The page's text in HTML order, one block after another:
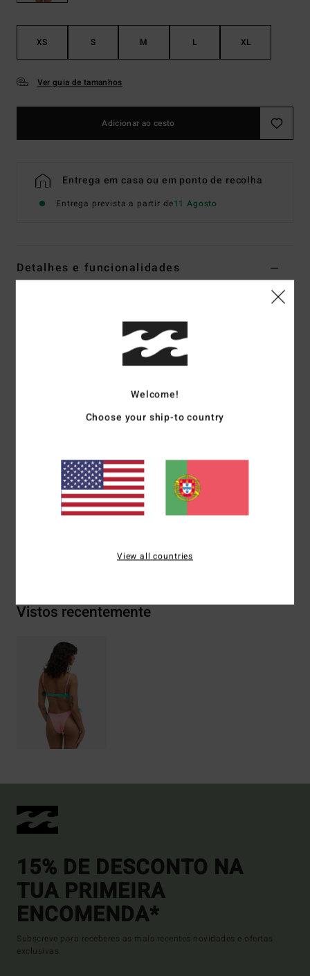
XS S M L XL
Ver guia de tamanhos
Adicionar ao cesto
Entrega em casa ou em ponto de recolha
Entrega prevista a partir de11 Agosto
Detalhes e funcionalidades
Parte de baixo com cobertura reduzida Rosa Mulher
Código de Cormfz0
Muito reduzida
Altura da cintura:Perna super subida
Materiais[Tecido principal] 83% nylon reciclado, 17%
Envio& Devoluciones
Vistos recentemente
15% DE DESCONTO NA
TUA PRIMEIRA
ENCOMENDA*
Subscreve para receberes as mais recentes novidades e ofertas
exclusivas.
Welcome!
Choose your ship-to country
View all countries